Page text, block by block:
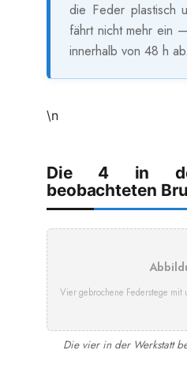
die Feder plastisch
fährt nicht mehr ein
innerhalb von 48 h ab.
\n
Die 4 in
beobachteten
Vier gebrochene Federstege mit
Die vier in der Werkstatt